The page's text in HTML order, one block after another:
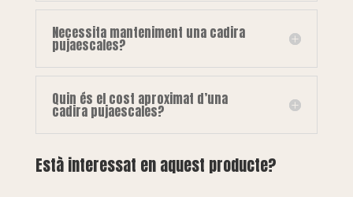
Necessita manteniment una cadira
pujaescales?
Quin és el cost aproximat d’una
cadira pujaescales?
Està interessat en aquest producte?